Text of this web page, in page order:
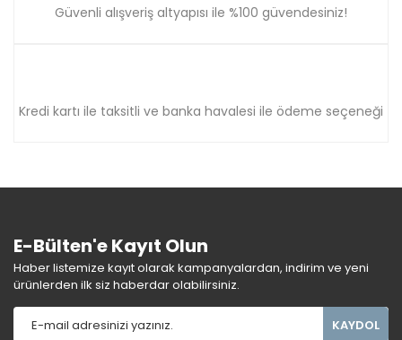
Güvenli alışveriş altyapısı ile %100 güvendesiniz!
Kredi kartı ile taksitli ve banka havalesi ile ödeme seçeneği
E-Bülten'e Kayıt Olun
Haber listemize kayıt olarak kampanyalardan, indirim ve yeni
ürünlerden ilk siz haberdar olabilirsiniz.
KAYDOL